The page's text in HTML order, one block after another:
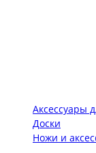
Аксессуары
Доски
Ножи и